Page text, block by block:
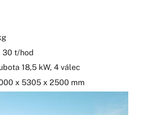
30t/hod
18,5 kW, 4 válec
x 5305 x 2500 mm